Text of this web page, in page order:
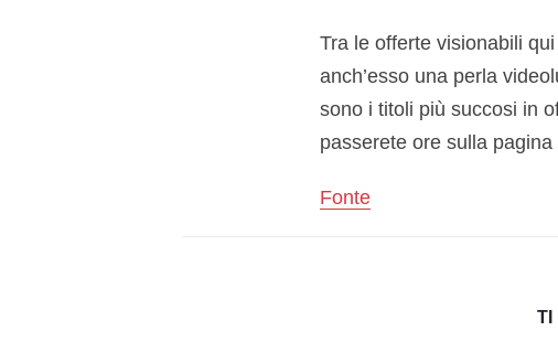
Tra le offerte visionabili
anch’esso una perla
sono i titoli più succosi in
passerete ore sulla
Fonte
TI